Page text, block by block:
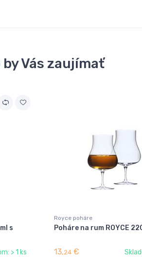
by Vás zaujímať
s
> 1 ks
Royce poháre
Poháre na rum ROYCE
13,24 €